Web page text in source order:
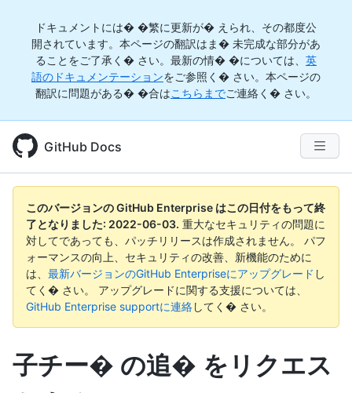
ドキュメントには� �繁に更新が� えられ、その都度公
開されています。本ページの翻訳はま� 未完成な部分があ
ることをご了承く� さい。最新の情� �については、 英
語のドキュメンテーションをご参照く� さい。本ページの
翻訳に問題がある� �合はこちらまでご連絡く� さい。
GitHub Docs
このバージョンの GitHub Enterprise はこの日付をもって終
了となりました: 2022-06-03. 重大なセキュリティの問題に
対してであっても、パッチリリースは作成されません。 パフ
ォーマンスの向上、セキュリティの改善、新機能のために
は、 最新バージョンのGitHub Enterpriseにアップグレード し
てく� さい。 アップグレードに関する支援については、
GitHub Enterprise supportに連絡してく� さい。
子チー� の追� をリクエス